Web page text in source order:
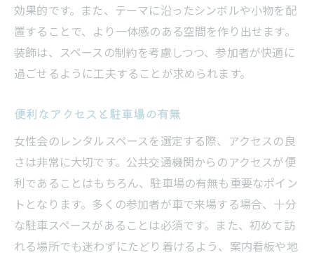
効果的です。また、テーマに沿ったシンボルや小物を配
置することで、より一体感のある空間を作り出せます。
装飾は、スペースの制約を考慮しつつ、参加者が快適に
過ごせるように工夫することが求められます。
便利なアクセスと駐車場の有無
女性会のレンタルスペースを選定する際、アクセスの良
さは非常に大切です。公共交通機関からのアクセスが便
利であることはもちろん、駐車場の有無も重要なポイン
トとなります。多くの参加者が車で来場する場合、十分
な駐車スペースがあることは必須です。また、初めて訪
れる場所でも迷わずにたどり着けるよう、案内看板や地